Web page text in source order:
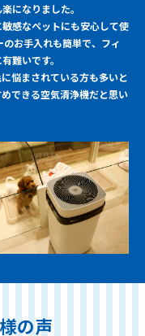
になりました。
感なペットにも安心して使
お手入れも簡単で、フィ
難いです。
悩まされている方も多いと
できる空気清浄機だと思い
の声